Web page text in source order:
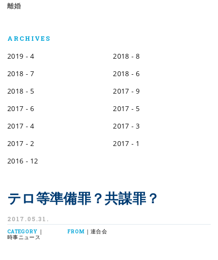
離婚
ARCHIVES
2019 - 4
2018 - 8
2018 - 7
2018 - 6
2018 - 5
2017 - 9
2017 - 6
2017 - 5
2017 - 4
2017 - 3
2017 - 2
2017 - 1
2016 - 12
テロ等準備罪？共謀罪？
2017.05.31.
CATEGORY |
時事ニュース
FROM | 連合会